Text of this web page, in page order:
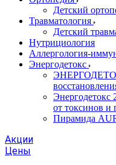
Детский
Травматология
Детский
Нутрициология
Аллергология-
Энергодетокс
от токсинов и
Пирамида
Акции
Цены